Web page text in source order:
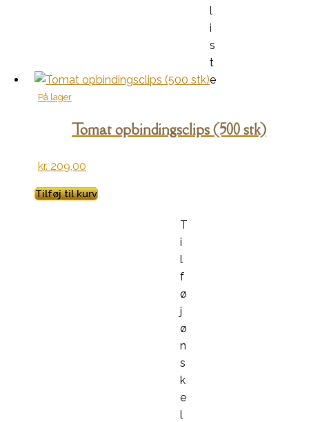
l
i
s
t
e
På lager
Tomat opbindingsclips (500 stk)
kr. 209,00
Tilføj til kurv
T
i
l
f
ø
j
ø
n
s
k
e
l